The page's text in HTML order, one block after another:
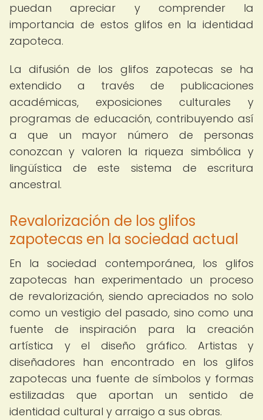
puedan apreciar y comprender la
importancia de estos glifos en la identidad
zapoteca.
La difusión de los glifos zapotecas se ha
extendido a través de publicaciones
académicas, exposiciones culturales y
programas de educación, contribuyendo así
a que un mayor número de personas
conozcan y valoren la riqueza simbólica y
lingüística de este sistema de escritura
ancestral.
Revalorización de los glifos
zapotecas en la sociedad actual
En la sociedad contemporánea, los glifos
zapotecas han experimentado un proceso
de revalorización, siendo apreciados no solo
como un vestigio del pasado, sino como una
fuente de inspiración para la creación
artística y el diseño gráfico. Artistas y
diseñadores han encontrado en los glifos
zapotecas una fuente de símbolos y formas
estilizadas que aportan un sentido de
identidad cultural y arraigo a sus obras.